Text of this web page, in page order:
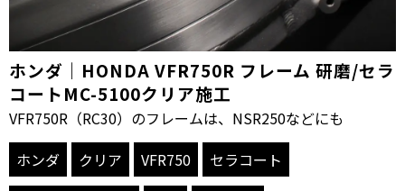
ホンダ｜HONDA VFR750R フレーム 研磨/セラ
コートMC-5100クリア施工
VFR750R（RC30）のフレームは、NSR250などにも
ホンダ
クリア VFR750
セラコート